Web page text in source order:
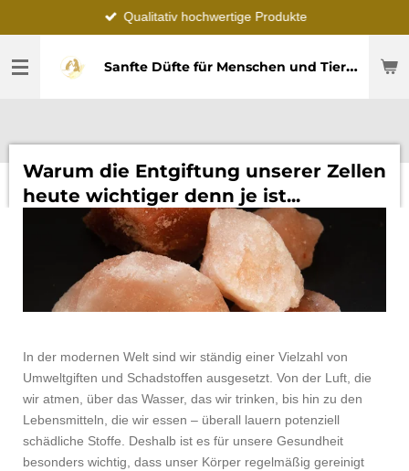
Hauptinhalt
springen
Sanfte Düfte für Menschen und Tier – echte Erfahrung von Petra
Qualitativ hochwertige Produkte
Warum die Entgiftung unserer Zellen
heute wichtiger denn je ist...
In der modernen Welt sind wir ständig einer Vielzahl von
Umweltgiften und Schadstoffen ausgesetzt. Von der Luft, die
wir atmen, über das Wasser, das wir trinken, bis hin zu den
Lebensmitteln, die wir essen – überall lauern potenziell
schädliche Stoffe. Deshalb ist es für unsere Gesundheit
besonders wichtig, dass unser Körper regelmäßig gereinigt